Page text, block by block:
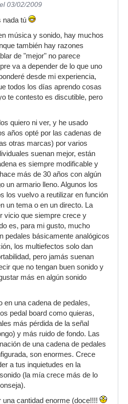
el 03/02/2009
nada tú
música y sonido, hay muchos
también hay razones
de "mejor" no parece
va a depender de lo que uno
desde mi experiencia,
todos los días aprendo cosas
te contesto es discutible, pero
quiero ni ver, y he usado
años opté por las cadenas de
otras marcas) por varios
suenan mejor, están
es siempre modificable y
más de 30 años con algún
un armario lleno. Algunos los
los vuelvo a reutilizar en función
un tema o en un directo. La
vicio que siempre crece y
es, para mi gusto, mucho
pedales básicamente analógicos
los multiefectos solo dan
pero jamás suenan
que no tengan buen sonido y
más en algún sonido
en una cadena de pedales,
pedal board como quieras,
más pérdida de la señal
y más ruido de fondo. Las
de una cadena de pedales
son enormes. Crece
a tus inquietudes en la
(la mía crece más de lo
cantidad enorme (doce!!!!